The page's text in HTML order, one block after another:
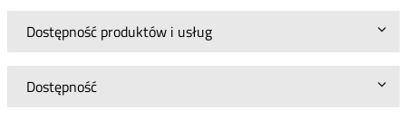
Dostępność produktów i usług
Dostępność